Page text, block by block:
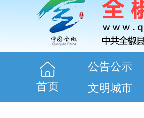
首页
公告公示
文明城市